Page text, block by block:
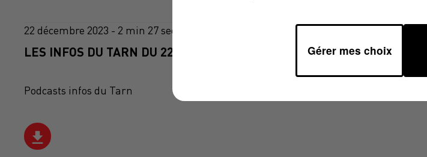
22 décembre 2023 - 2 min 27 sec
LES INFOS DU TARN DU 22/12/2023 À 14H00
Podcasts infos du Tarn
Gérer mes choix